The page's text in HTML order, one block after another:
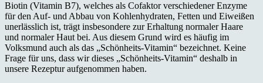
Biotin (Vitamin B7), welches als Cofaktor verschiedener Enzyme
für den Auf- und Abbau von Kohlenhydraten, Fetten und Eiweißen
unerlässlich ist, trägt insbesondere zur Erhaltung normaler Haare
und normaler Haut bei. Aus diesem Grund wird es häufig im
Volksmund auch als das „Schönheits-Vitamin“ bezeichnet. Keine
Frage für uns, dass wir dieses „Schönheits-Vitamin“ deshalb in
unsere Rezeptur aufgenommen haben.